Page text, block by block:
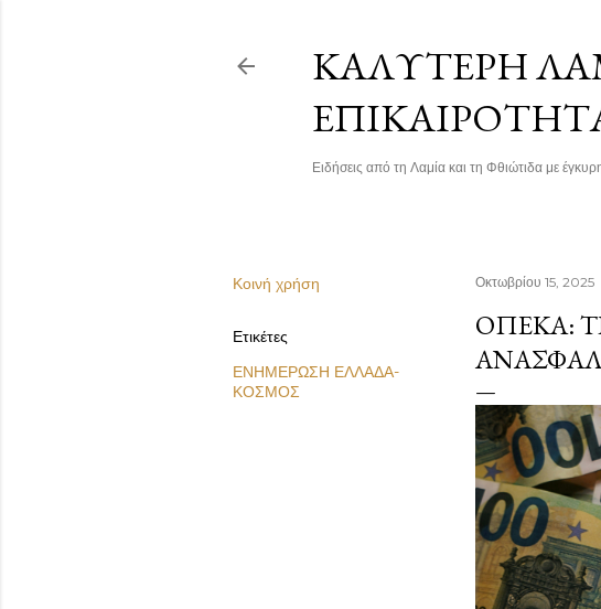
ΚΑΛΎΤΕΡΗ
Ειδήσεις από τη Λαμία και τη Φθιώτιδα με
Κοινή χρήση
Ετικέτες
ΕΝΗΜΕΡΩΣΗ ΕΛΛΑΔΑ-
ΚΟΣΜΟΣ
Οκτωβρίου 15, 2025
ΟΠΕΚΑ: